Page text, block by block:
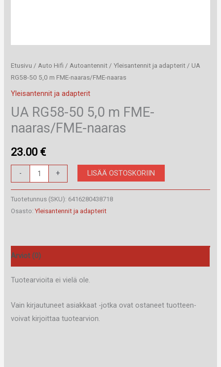
Etusivu / Auto Hifi / Autoantennit / Yleisantennit ja adapterit / UA
RG58-50 5,0 m FME-naaras/FME-naaras
Yleisantennit ja adapterit
UA RG58-50 5,0 m FME-
naaras/FME-naaras
23.00 €
-
RG58-
50
5,0
naaras/FME-
määrä
+ LISÄÄ OSTOSKORIIN
Tuotetunnus (SKU): 6416280438718
Osasto:Yleisantennit ja adapterit
Arviot (0)
Tuotearvioita ei vielä ole.
Vain kirjautuneet asiakkaat -jotka ovat ostaneet tuotteen-
voivat kirjoittaa tuotearvion.